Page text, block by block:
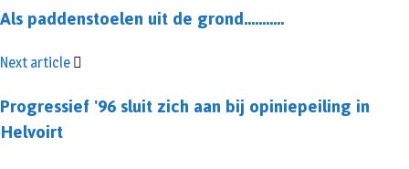
Als paddenstoelen uit de grond………..
Next article
Progressief '96 sluit zich aan bij opiniepeiling in
Helvoirt